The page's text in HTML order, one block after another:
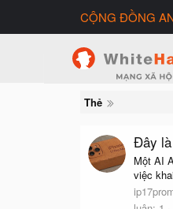
CỘNG ĐỒNG
Thẻ
Đây
Một AI
việc